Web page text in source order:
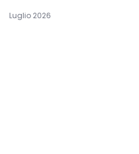
Luglio 2026